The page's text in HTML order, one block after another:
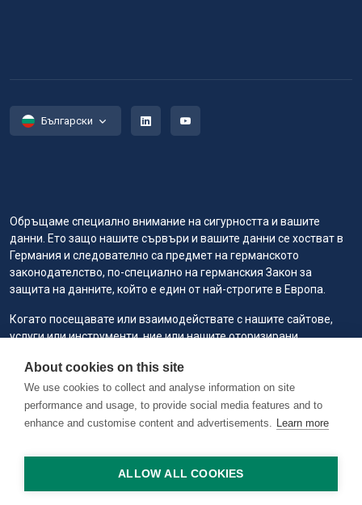
Български
Обръщаме специално внимание на сигурността и вашите
данни. Ето защо нашите сървъри и вашите данни се хостват в
Германия и следователно са предмет на германското
законодателство, по-специално на германския Закон за
защита на данните, който е един от най-строгите в Европа.
Когато посещавате или взаимодействате с нашите сайтове,
услуги или инструменти, ние или нашите оторизирани
съхраняване на информация, за да ви осигурим по-добро, по-
бързо и по-безопасно изживяване, както и за маркетингови
цели.
Copyright © 2026 RAILVIS. All rights reserved. Version 0.1.2 @
About cookies on this site
We use cookies to collect and analyse information on site
performance and usage, to provide social media features and to
enhance and customise content and advertisements. Learn more
ALLOW ALL COOKIES